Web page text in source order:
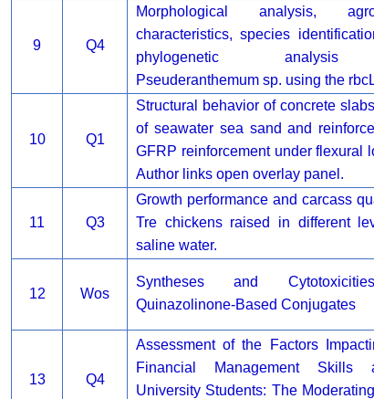
9 Q4
Morphological analysis,
characteristics, species
phylogenetic
Pseuderanthemum sp. using the
10 Q1
Structural behavior of concrete
of seawater sea sand and
GFRP reinforcement under flexural
Author links open overlay panel.
11 Q3
Growth performance and carcass
Tre chickens raised in different
saline water.
12 Wos
Syntheses and
Quinazolinone-Based Conjugates
13 Q4
Assessment of the Factors
Financial Management Skills
University Students: The